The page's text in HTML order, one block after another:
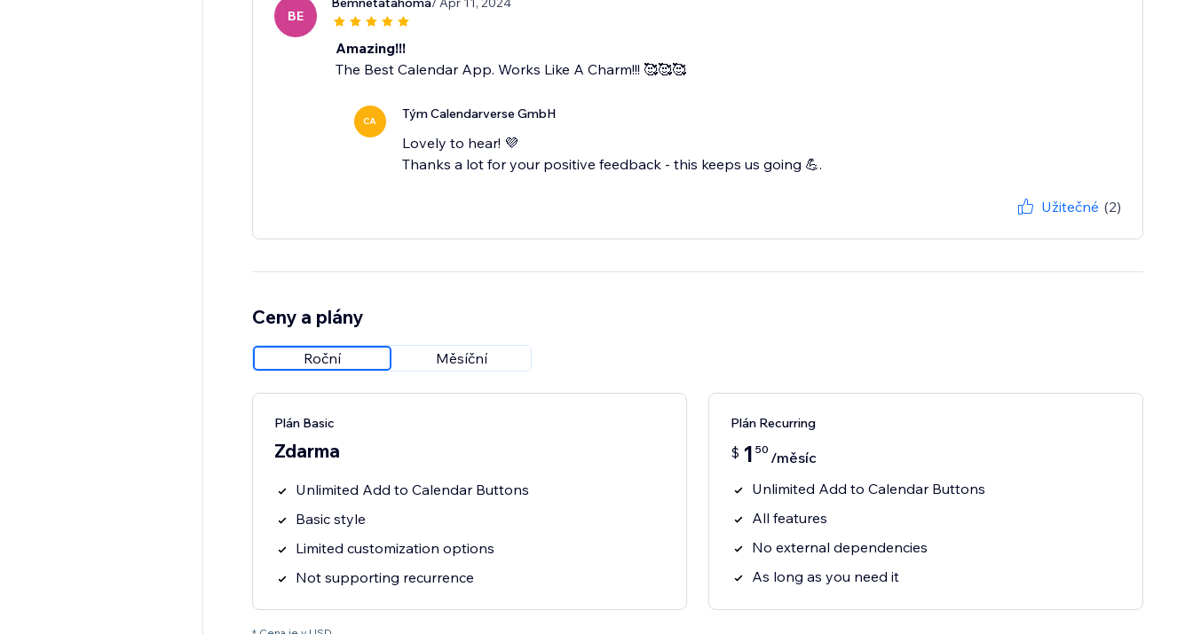
BE
Amazing!!!
The Best Calendar App. Works Like A Charm!!! 🥰🥰🥰
CA Tým Calendarverse GmbH
Lovely to hear! 💜
Thanks a lot for your positive feedback - this keeps us going 💪.
Užitečné (2)
Ceny a plány
Roční Měsíční
Plán Basic
Zdarma
Unlimited Add to Calendar Buttons
Basic style
Limited customization options
Not supporting recurrence
Plán Recurring
$ 1 50 /měsíc
Unlimited Add to Calendar Buttons
All features
No external dependencies
As long as you need it